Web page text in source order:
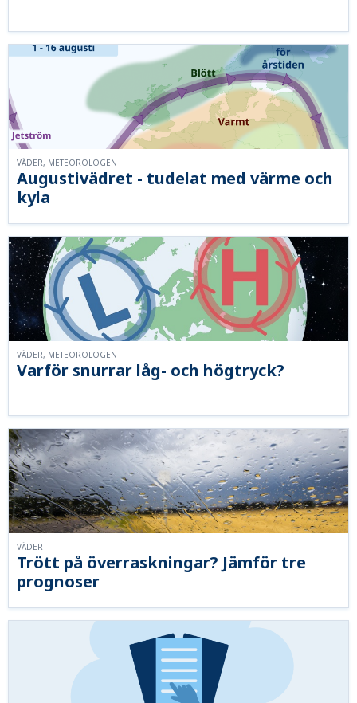
Augustivädret - tudelat med värme och
kyla
VÄDER, METEOROLOGEN
Varför snurrar låg- och högtryck?
VÄDER, METEOROLOGEN
Trött på överraskningar? Jämför tre
prognoser
VÄDER